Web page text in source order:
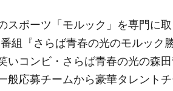
スポーツ「モルック」を専門に
組『さらば青春の光のモルック
いコンビ・さらば青春の光の森
般応募チームから豪華タレント